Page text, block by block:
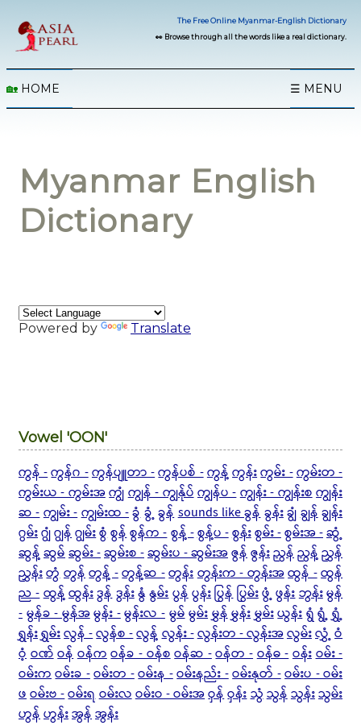
The Free Online Myanmar-English Dictionary
👀 Browse through all the words like a real dictionary.
🏡 HOME ☰ MENU
Myanmar English
Dictionary
Powered by Translate
Vowel 'OON'
ကွန် -ကွန်ဂ -ကွန်ပျူတာ -ကွန်ပစ် -ကွန့်ကွန်းကွမ်း -ကွမ်းတ -
ကွမ်းယ - ကွမ်းအကျွံကျွန် - ကျွန်ုပ်ကျွန်ပ -ကျွန်း - ကျွန်းစကျွန်း
ဆ -ကျွမ်း -ကျွမ်းထ -ခွံခွံ့ ခွန်sounds like ခွန်ခွန်းချွံချွန်ချွန်း
ဂွမ်းဂျွံဂျွန်ဂျွမ်းစွံစွန်စွန်က -စွန့် -စွန့်ပ -စွန်းစွမ်း -စွမ်းအ -ဆွံ့
ဆွန့်ဆွမ်ဆွမ်း -ဆွမ်းစ -ဆွမ်းပ - ဆွမ်းအဇွန်ဇွန်းညွန်ညွန့်ညွှန်
ညွှန်းတွံတွန်တွန့် -တွန့်ဆ -တွန်းတွန်းက - တွန်းအထွန် -ထွန်
ည -ထွန့်ထွန်းဒွန်ဒွန်းနွံနွမ်းပွန်ပွန်းပြွန်ပြွမ်းဖွံ့ ဖွန်းဘွန်းမွန်
- မွန်ခ - မွန်အမွန်း -မွန်းလ - မွမ်မွမ်း မွှန်မွှန်းမွှမ်းယွန်းရွံ ရွံ့ ရွှံ့
ရွှန်းရွှမ်းလွန် -လွန်စ -လွန့်လွန်း -လွန်းတ - လွန်းအလွမ်းလွှံ့ ဝံ
ဝံ့ဝဏ်ဝန်ဝန်ကဝန်ခ - ဝန်စဝန်ဆ -ဝန်တ -ဝန်ဓ -ဝန်းဝမ်း -
ဝမ်းကဝမ်းခ -ဝမ်းတ -ဝမ်းန -ဝမ်းနည်း -ဝမ်းနုတ် -ဝမ်းပ - ဝမ်း
ဖဝမ်းဗ -ဝမ်းရဝမ်းလဝမ်းဝ - ဝမ်းအဝှန်ဝှန်းသွံသွန်သွန်းသွမ်း
ဟွန်ဟွန်းအွန်အွန်း